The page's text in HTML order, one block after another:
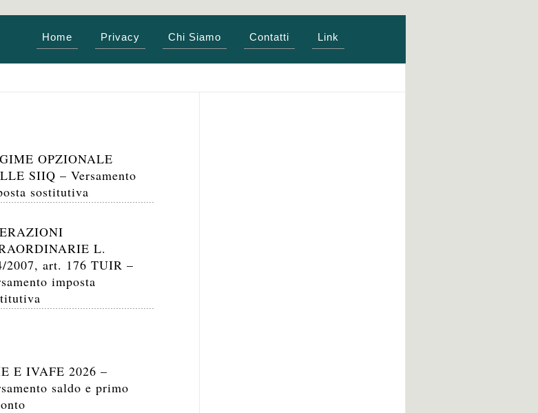
Home Privacy Chi Siamo Contatti Link
OPZIONALE
SIIQ – Versamento
sostitutiva
L.
2007, art. 176 TUIR –
imposta
E IVAFE 2026 –
saldo e primo